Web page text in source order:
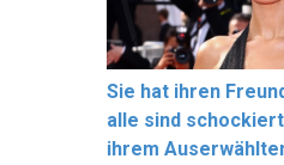
Sie hat ihren
alle sind
ihrem